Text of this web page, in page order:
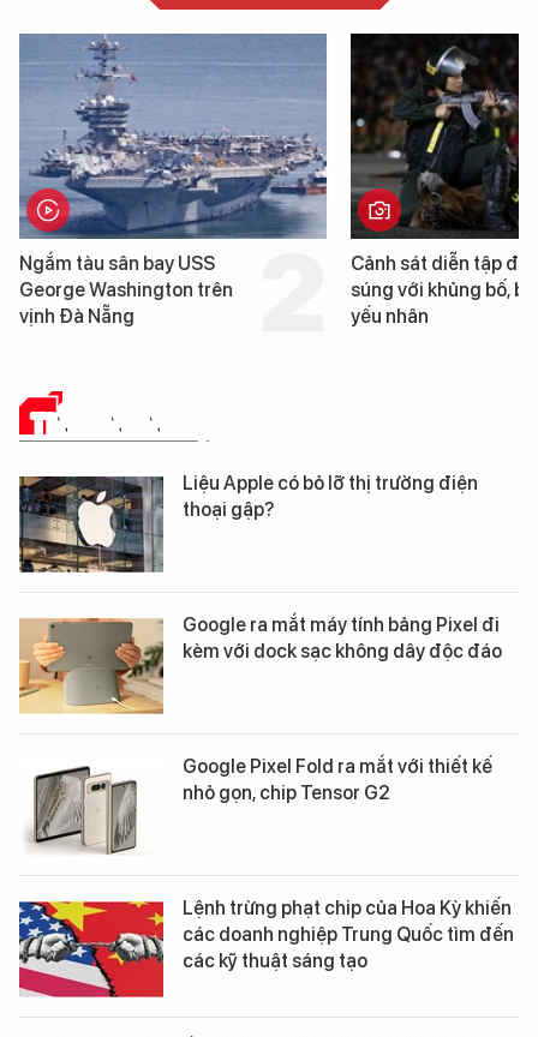
Cảnh sát diễn tập đấu
súng với khủng bố, bảo vệ
yếu nhân
Cận cảnh chiến hạm
tống tàu sân bay USS
George Washington
TIN CÔNG NGHỆ
Liệu Apple có bỏ lỡ thị trường điện
thoại gập?
Google ra mắt máy tính bảng Pixel đi
kèm với dock sạc không dây độc đáo
Google Pixel Fold ra mắt với thiết kế
nhỏ gọn, chip Tensor G2
Lệnh trừng phạt chip của Hoa Kỳ khiến
các doanh nghiệp Trung Quốc tìm đến
các kỹ thuật sáng tạo